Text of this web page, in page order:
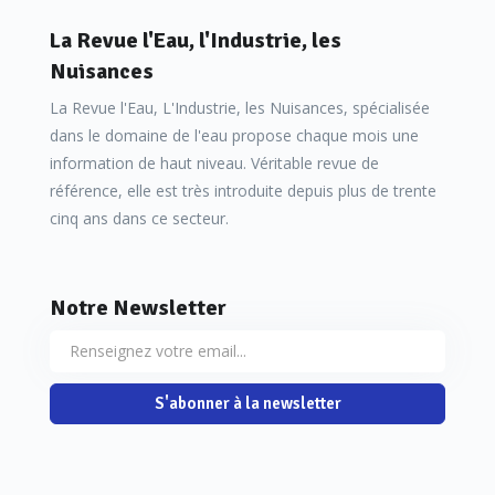
Or, les cartes différaient avec le temps, des
La Revue l'Eau, l'Industrie, les
Nuisances
La Revue l'Eau, L'Industrie, les Nuisances, spécialisée
dans le domaine de l'eau propose chaque mois une
information de haut niveau. Véritable revue de
référence, elle est très introduite depuis plus de trente
cinq ans dans ce secteur.
Notre Newsletter
S'abonner à la newsletter